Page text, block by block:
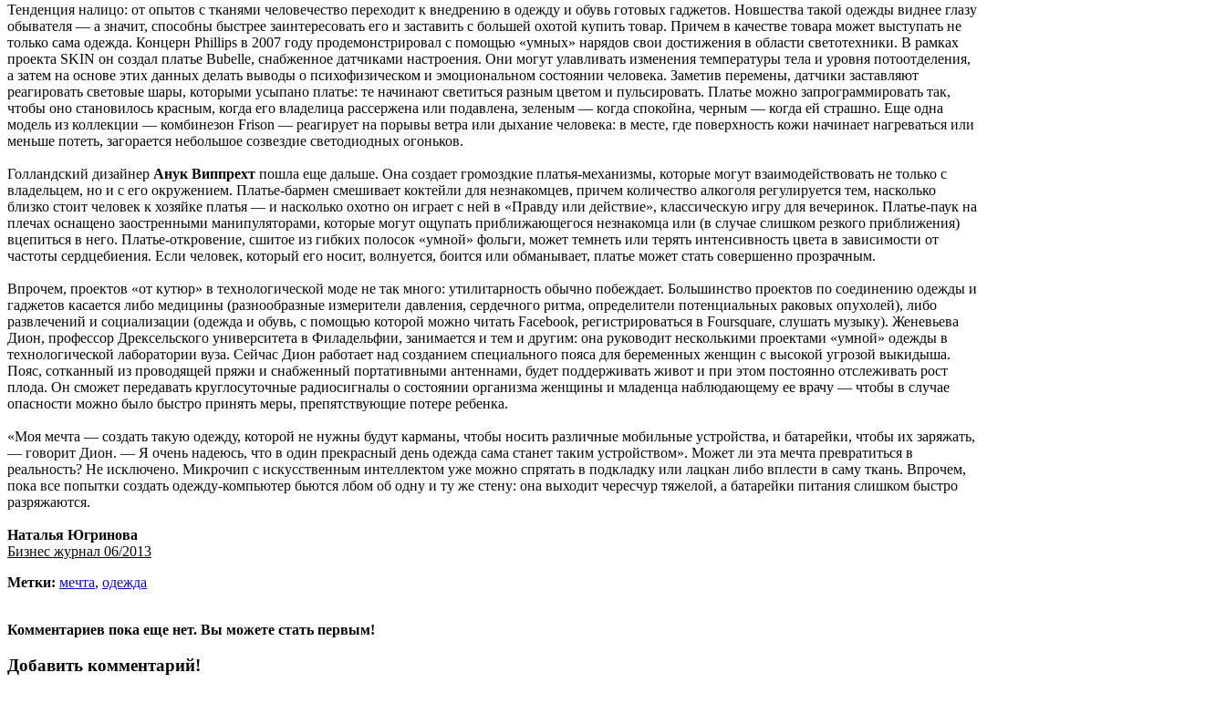
Тенденция налицо: от опытов с тканями человечество переходит к внедрению в одежду и обувь готовых гаджетов. Новшества такой одежды виднее глазу
обывателя — а значит, способны быстрее заинтересовать его и заставить с большей охотой купить товар. Причем в качестве товара может выступать не
только сама одежда. Концерн Phillips в 2007 году продемонстрировал с помощью «умных» нарядов свои достижения в области светотехники. В рамках
проекта SKIN он создал платье Bubelle, снабженное датчиками настроения. Они могут улавливать изменения температуры тела и уровня потоотделения,
а затем на основе этих данных делать выводы о психофизическом и эмоциональном состоянии человека. Заметив перемены, датчики заставляют
реагировать световые шары, которыми усыпано платье: те начинают светиться разным цветом и пульсировать. Платье можно запрограммировать так,
чтобы оно становилось красным, когда его владелица рассержена или подавлена, зеленым — когда спокойна, черным — когда ей страшно. Еще одна
модель из коллекции — комбинезон Frison — реагирует на порывы ветра или дыхание человека: в месте, где поверхность кожи начинает нагреваться или
меньше потеть, загорается небольшое созвездие светодиодных огоньков.
Голландский дизайнер Анук Виппрехт пошла еще дальше. Она создает громоздкие платья-механизмы, которые могут взаимодействовать не только с
владельцем, но и с его окружением. Платье-бармен смешивает коктейли для незнакомцев, причем количество алкоголя регулируется тем, насколько
близко стоит человек к хозяйке платья — и насколько охотно он играет с ней в «Правду или действие», классическую игру для вечеринок. Платье-паук на
плечах оснащено заостренными манипуляторами, которые могут ощупать приближающегося незнакомца или (в случае слишком резкого приближения)
вцепиться в него. Платье-откровение, сшитое из гибких полосок «умной» фольги, может темнеть или терять интенсивность цвета в зависимости от
частоты сердцебиения. Если человек, который его носит, волнуется, боится или обманывает, платье может стать совершенно прозрачным.
Впрочем, проектов «от кутюр» в технологической моде не так много: утилитарность обычно побеждает. Большинство проектов по соединению одежды и
гаджетов касается либо медицины (разнообразные измерители давления, сердечного ритма, определители потенциальных раковых опухолей), либо
развлечений и социализации (одежда и обувь, с помощью которой можно читать Facebook, регистрироваться в Foursquare, слушать музыку). Женевьева
Дион, профессор Дрексельского университета в Филадельфии, занимается и тем и другим: она руководит несколькими проектами «умной» одежды в
технологической лаборатории вуза. Сейчас Дион работает над созданием специального пояса для беременных женщин с высокой угрозой выкидыша.
Пояс, сотканный из проводящей пряжи и снабженный портативными антеннами, будет поддерживать живот и при этом постоянно отслеживать рост
плода. Он сможет передавать круглосуточные радиосигналы о состоянии организма женщины и младенца наблюдающему ее врачу — чтобы в случае
опасности можно было быстро принять меры, препятствующие потере ребенка.
«Моя мечта — создать такую одежду, которой не нужны будут карманы, чтобы носить различные мобильные устройства, и батарейки, чтобы их заряжать,
— говорит Дион. — Я очень надеюсь, что в один прекрасный день одежда сама станет таким устройством». Может ли эта мечта превратиться в
реальность? Не исключено. Микрочип с искусственным интеллектом уже можно спрятать в подкладку или лацкан либо вплести в саму ткань. Впрочем,
пока все попытки создать одежду-компьютер бьются лбом об одну и ту же стену: она выходит чересчур тяжелой, а батарейки питания слишком быстро
разряжаются.
Наталья Югринова
Бизнес журнал 06/2013
Метки: мечта, одежда
Комментариев пока еще нет. Вы можете стать первым!
Добавить комментарий!